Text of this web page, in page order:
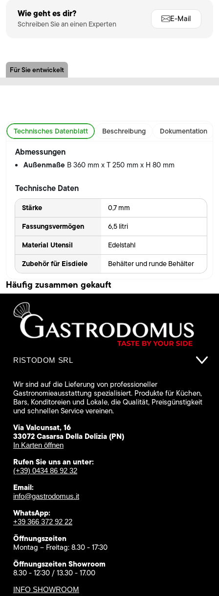
Wie geht es dir?
Schreiben Sie an einen Experten
E-Mail
Für Sie entwickelt
Technisches Datenblatt Beschreibung Dokumentation
Abmessungen
Außenmaße B 360 mm x T 250 mm x H 80 mm
Technische Daten
Stärke 0,7 mm
Fassungsvermögen 6,5 litri
Material Utensil Edelstahl
Zubehör für Eisdiele Behälter und runde Behälter
Häufig zusammen gekauft
RISTODOM SRL
Wir sind auf die Lieferung von professioneller
Gastronomieausstattung spezialisiert. Produkte für Küchen,
Bars, Konditoreien und Lokale, die Qualität, Preisgünstigkeit
und schnellen Service vereinen.
Via Valcunsat, 16
33072 Casarsa Della Delizia (PN)
In Karten öffnen
Rufen Sie uns an unter:
(+39) 0434 86 92 32
Email:
info@gastrodomus.it
WhatsApp:
+39 366 372 92 22
Öffnungszeiten
Montag – Freitag: 8.30 - 17:30
Öffnungszeiten Showroom
8.30 - 12:30 / 13.30 - 17.00
INFO SHOWROOM